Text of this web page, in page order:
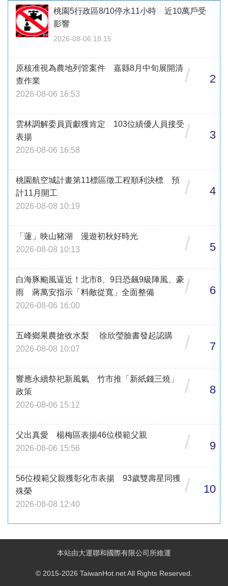
桃園5行政區8/10停水11小時 近10萬戶受
影響
2026-08-06 18:15
原核准視為農地列管案件 嘉縣8月中旬展開清
查作業
2026-08-06 16:53
/ 2
雲林調解委員貢獻獲肯定 103位績優人員接受
表揚
2026-08-06 16:58
/ 3
桃園航空城計畫第11標區徵工程順利決標 預
計11月開工
2026-08-08 10:19
/ 4
「蓮」映山豬湖 漫遊初秋好時光
2026-08-08 10:13
/ 5
白海豚颱風逼近！北市8、9日恐飆9級陣風、豪
雨 蔣萬安指示「料敵從寬」全面整備
2026-08-06 16:00
/ 6
五峰鄉果農搶收水梨 徐欣瑩臉書發起認購
2026-08-08 10:07
/ 7
響應永續祭祀新風氣 竹市推「新紙錢三燒」
政策
2026-08-06 15:12
/ 8
父出真愛 楊梅區表揚46位模範父親
2026-08-06 15:56
/ 9
56位模範父親獲彰化市表揚 93歲雙壽星同獲
殊榮
2026-08-08 12:40
/ 10
本站由大運聯和國際有限公司所維運
© 2015-2026 TaiwanHot.net All Rights Reserved.